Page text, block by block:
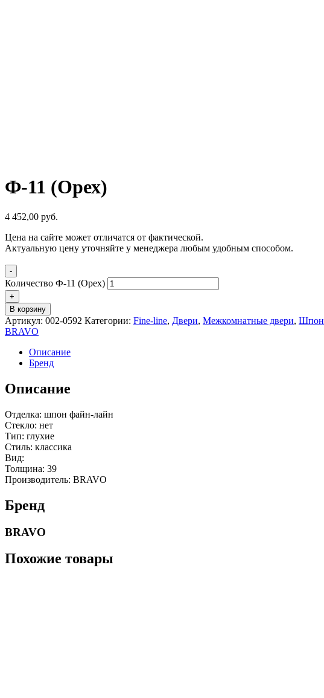
Ф-11 (Орех)
4 452,00 руб.
Цена на сайте может отличатся от фактической.
Актуальную цену уточняйте у менеджера любым удобным способом.
-
Количество Ф-11 (Орех)
+
В корзину
Артикул: 002-0592 Категории: Fine-line, Двери, Межкомнатные двери, Шпон
BRAVO
Описание
Бренд
Описание
Отделка: шпон файн-лайн
Стекло: нет
Тип: глухие
Стиль: классика
Вид:
Толщина: 39
Производитель: BRAVO
Бренд
BRAVO
Похожие товары